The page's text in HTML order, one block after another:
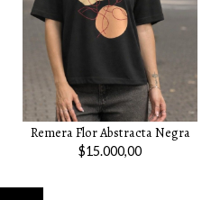
Remera Flor Abstracta Negra
$15.000,00